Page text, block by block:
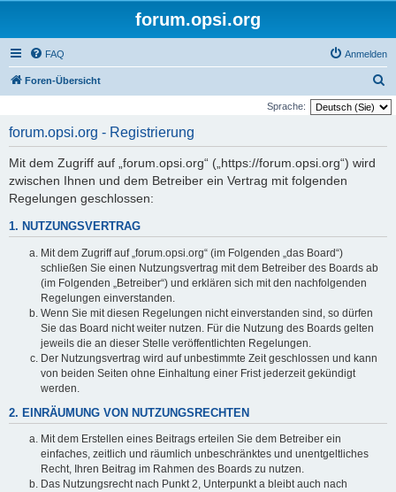
forum.opsi.org
FAQ Anmelden
Foren-Übersicht
u
Sprache:
forum.opsi.org - Registrierung
Mit dem Zugriff auf „forum.opsi.org“ („https://forum.opsi.org“) wird
zwischen Ihnen und dem Betreiber ein Vertrag mit folgenden
Regelungen geschlossen:
1. NUTZUNGSVERTRAG
Mit dem Zugriff auf „forum.opsi.org“ (im Folgenden „das Board“)
schließen Sie einen Nutzungsvertrag mit dem Betreiber des Boards ab
(im Folgenden „Betreiber“) und erklären sich mit den nachfolgenden
Regelungen einverstanden.
Wenn Sie mit diesen Regelungen nicht einverstanden sind, so dürfen
Sie das Board nicht weiter nutzen. Für die Nutzung des Boards gelten
jeweils die an dieser Stelle veröffentlichten Regelungen.
Der Nutzungsvertrag wird auf unbestimmte Zeit geschlossen und kann
von beiden Seiten ohne Einhaltung einer Frist jederzeit gekündigt
werden.
2. EINRÄUMUNG VON NUTZUNGSRECHTEN
Mit dem Erstellen eines Beitrags erteilen Sie dem Betreiber ein
einfaches, zeitlich und räumlich unbeschränktes und unentgeltliches
Recht, Ihren Beitrag im Rahmen des Boards zu nutzen.
Das Nutzungsrecht nach Punkt 2, Unterpunkt a bleibt auch nach